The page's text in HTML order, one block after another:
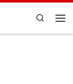
Search